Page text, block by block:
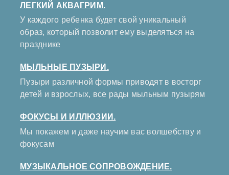
ЛЕГКИЙ АКВАГРИМ.
У каждого ребенка будет свой уникальный
образ, который позволит ему выделяться на
празднике
МЫЛЬНЫЕ ПУЗЫРИ.
Пузыри различной формы приводят в восторг
детей и взрослых, все рады мыльным пузырям
ФОКУСЫ И ИЛЛЮЗИИ.
Мы покажем и даже научим вас волшебству и
фокусам
МУЗЫКАЛЬНОЕ СОПРОВОЖДЕНИЕ.